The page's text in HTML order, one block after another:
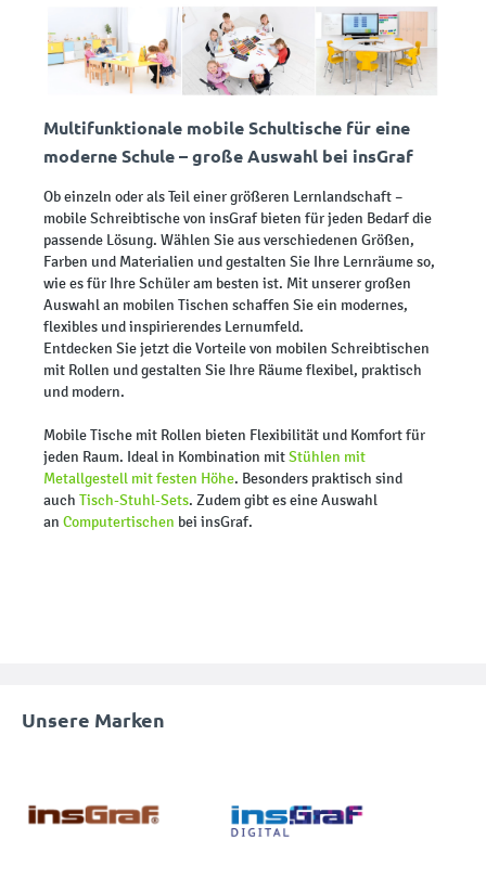
Multifunktionale mobile Schultische für eine
moderne Schule – große Auswahl bei insGraf
Ob einzeln oder als Teil einer größeren Lernlandschaft –
mobile Schreibtische von insGraf bieten für jeden Bedarf die
passende Lösung. Wählen Sie aus verschiedenen Größen,
Farben und Materialien und gestalten Sie Ihre Lernräume so,
wie es für Ihre Schüler am besten ist. Mit unserer großen
Auswahl an mobilen Tischen schaffen Sie ein modernes,
flexibles und inspirierendes Lernumfeld.
Entdecken Sie jetzt die Vorteile von mobilen Schreibtischen
mit Rollen und gestalten Sie Ihre Räume flexibel, praktisch
und modern.
Mobile Tische mit Rollen bieten Flexibilität und Komfort für
jeden Raum. Ideal in Kombination mitStühlen mit
Metallgestell mit festen Höhe. Besonders praktisch sind
auch Tisch-Stuhl-Sets. Zudem gibt es eine Auswahl
an Computertischen bei insGraf.
Unsere Marken